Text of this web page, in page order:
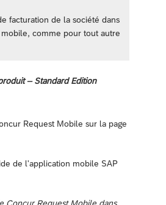
facturation de la société dans
comme pour tout autre
– Standard Edition
Request Mobile sur la page
de l'application mobile SAP